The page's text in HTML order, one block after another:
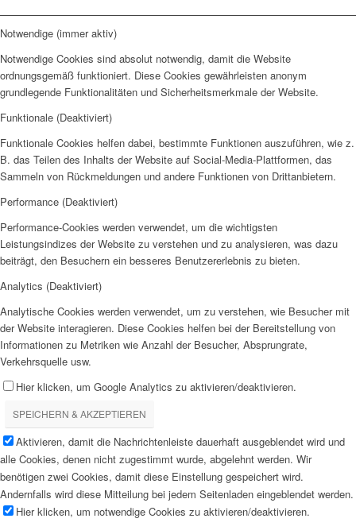
Notwendige (immer aktiv)
Notwendige Cookies sind absolut notwendig, damit die Website
ordnungsgemäß funktioniert. Diese Cookies gewährleisten anonym
grundlegende Funktionalitäten und Sicherheitsmerkmale der Website.
Funktionale (Deaktiviert)
Funktionale Cookies helfen dabei, bestimmte Funktionen auszuführen, wie z.
B. das Teilen des Inhalts der Website auf Social-Media-Plattformen, das
Sammeln von Rückmeldungen und andere Funktionen von Drittanbietern.
Performance (Deaktiviert)
Performance-Cookies werden verwendet, um die wichtigsten
Leistungsindizes der Website zu verstehen und zu analysieren, was dazu
beiträgt, den Besuchern ein besseres Benutzererlebnis zu bieten.
Analytics (Deaktiviert)
Analytische Cookies werden verwendet, um zu verstehen, wie Besucher mit
der Website interagieren. Diese Cookies helfen bei der Bereitstellung von
Informationen zu Metriken wie Anzahl der Besucher, Absprungrate,
Verkehrsquelle usw.
Hier klicken, um Google Analytics zu aktivieren/deaktivieren.
SPEICHERN & AKZEPTIEREN
Aktivieren, damit die Nachrichtenleiste dauerhaft ausgeblendet wird und
alle Cookies, denen nicht zugestimmt wurde, abgelehnt werden. Wir
benötigen zwei Cookies, damit diese Einstellung gespeichert wird.
Andernfalls wird diese Mitteilung bei jedem Seitenladen eingeblendet werden.
Hier klicken, um notwendige Cookies zu aktivieren/deaktivieren.